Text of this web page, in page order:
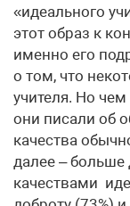
«идеального
этот образ к
именно его
о том, что
учителя. Но
они писали об
качества
далее –
качествами